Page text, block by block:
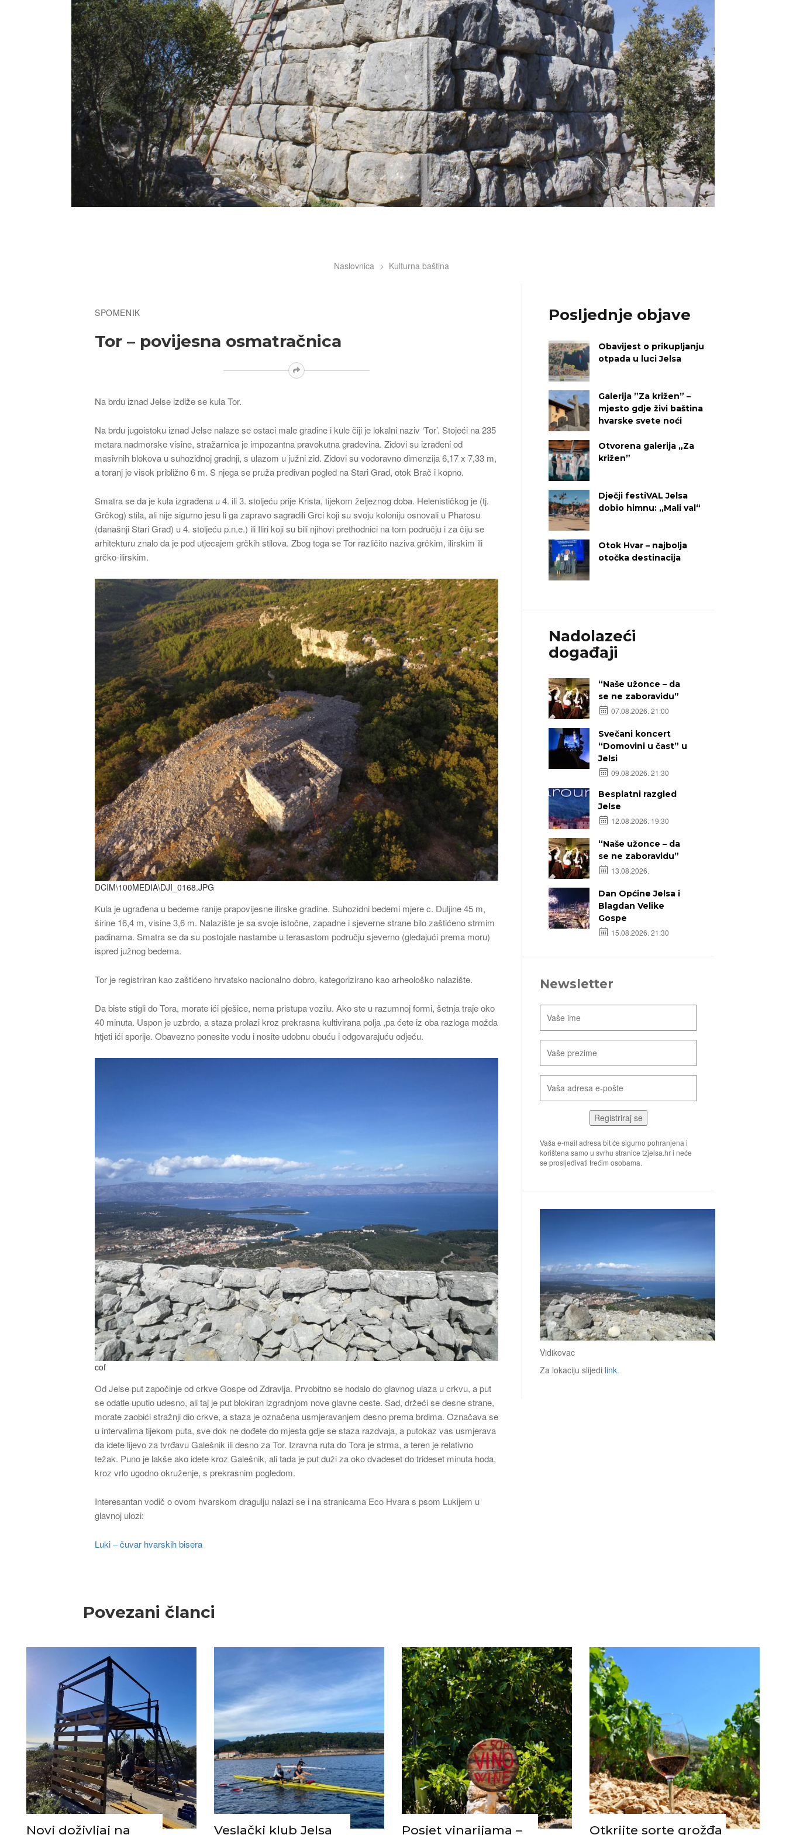
Naslovnica Kulturna baština
SPOMENIK
Tor – povijesna osmatračnica
Na brdu iznad Jelse izdiže se kula Tor.
Na brdu jugoistoku iznad Jelse nalaze se ostaci male gradine i kule čiji je lokalni naziv ‘Tor’. Stojeći na 235
metara nadmorske visine, stražarnica je impozantna pravokutna građevina. Zidovi su izrađeni od
masivnih blokova u suhozidnoj gradnji, s ulazom u južni zid. Zidovi su vodoravno dimenzija 6,17 x 7,33 m,
a toranj je visok približno 6 m. S njega se pruža predivan pogled na Stari Grad, otok Brač i kopno.
Smatra se da je kula izgrađena u 4. ili 3. stoljeću prije Krista, tijekom željeznog doba. Helenističkog je (tj.
Grčkog) stila, ali nije sigurno jesu li ga zapravo sagradili Grci koji su svoju koloniju osnovali u Pharosu
(današnji Stari Grad) u 4. stoljeću p.n.e.) ili Iliri koji su bili njihovi prethodnici na tom području i za čiju se
arhitekturu znalo da je pod utjecajem grčkih stilova. Zbog toga se Tor različito naziva grčkim, ilirskim ili
grčko-ilirskim.
DCIM\100MEDIA\DJI_0168.JPG
Kula je ugrađena u bedeme ranije prapovijesne ilirske gradine. Suhozidni bedemi mjere c. Duljine 45 m,
širine 16,4 m, visine 3,6 m. Nalazište je sa svoje istočne, zapadne i sjeverne strane bilo zaštićeno strmim
padinama. Smatra se da su postojale nastambe u terasastom području sjeverno (gledajući prema moru)
ispred južnog bedema.
Tor je registriran kao zaštićeno hrvatsko nacionalno dobro, kategorizirano kao arheološko nalazište.
Da biste stigli do Tora, morate ići pješice, nema pristupa vozilu. Ako ste u razumnoj formi, šetnja traje oko
40 minuta. Uspon je uzbrdo, a staza prolazi kroz prekrasna kultivirana polja ,pa ćete iz oba razloga možda
htjeti ići sporije. Obavezno ponesite vodu i nosite udobnu obuću i odgovarajuću odjeću.
cof
Od Jelse put započinje od crkve Gospe od Zdravlja. Prvobitno se hodalo do glavnog ulaza u crkvu, a put
se odatle uputio udesno, ali taj je put blokiran izgradnjom nove glavne ceste. Sad, držeći se desne strane,
morate zaobići stražnji dio crkve, a staza je označena usmjeravanjem desno prema brdima. Označava se
u intervalima tijekom puta, sve dok ne dođete do mjesta gdje se staza razdvaja, a putokaz vas usmjerava
da idete lijevo za tvrđavu Galešnik ili desno za Tor. Izravna ruta do Tora je strma, a teren je relativno
težak. Puno je lakše ako idete kroz Galešnik, ali tada je put duži za oko dvadeset do trideset minuta hoda,
kroz vrlo ugodno okruženje, s prekrasnim pogledom.
Interesantan vodič o ovom hvarskom dragulju nalazi se i na stranicama Eco Hvara s psom Lukijem u
glavnoj ulozi:
Luki – čuvar hvarskih bisera
Posljednje objave
Obavijest o prikupljanju
otpada u luci Jelsa
Galerija ”Za križen” –
mjesto gdje živi baština
hvarske svete noći
Otvorena galerija „Za
križen”
Dječji festiVAL Jelsa
dobio himnu: „Mali val“
Otok Hvar – najbolja
otočka destinacija
Nadolazeći
događaji
“Naše užonce – da
se ne zaboravidu”
07.08.2026. 21:00
Svečani koncert
“Domovini u čast” u
Jelsi
09.08.2026. 21:30
Besplatni razgled
Jelse
12.08.2026. 19:30
“Naše užonce – da
se ne zaboravidu”
13.08.2026.
Dan Općine Jelsa i
Blagdan Velike
Gospe
15.08.2026. 21:30
Newsletter
Registriraj se
Vaša e-mail adresa bit će sigurno pohranjena i
korištena samo u svrhu stranice tzjelsa.hr i neće
se prosljeđivati trećim osobama.
Vidikovac
Za lokaciju slijedi link.
Povezani članci
Novi doživljaj na Veslački klub Jelsa Posjet vinarijama – Otkrijte sorte grožđa